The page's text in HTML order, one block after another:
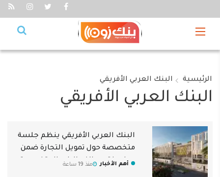
الرئيسية البنك العربي الأفريقي
البنك العربي الأفريقي
البنك العربي الأفريقي ينظم جلسة
متخصصة حول تمويل التجارة ضمن
سلسلة من الفعاليات المتخصصة
أهم الأخبار منذ 19 ساعة